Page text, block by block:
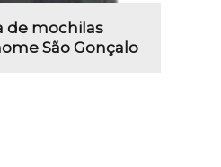
de mochilas
São Gonçalo